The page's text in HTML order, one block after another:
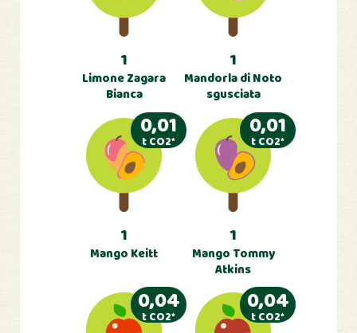
1
Limone Zagara
Bianca
1
Mandorla di Noto
sgusciata
0,01
t CO2*
1
Mango Keitt
0,01
t CO2*
1
Mango Tommy
Atkins
0,04
t CO2* 0,04
t CO2*